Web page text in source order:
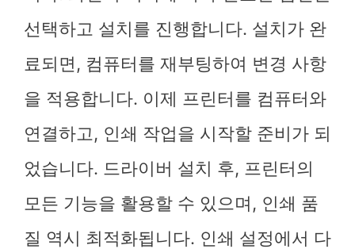
선택하고 설치를 진행합니다. 설치가 완
료되면, 컴퓨터를 재부팅하여 변경 사항
을 적용합니다. 이제 프린터를 컴퓨터와
연결하고, 인쇄 작업을 시작할 준비가 되
었습니다. 드라이버 설치 후, 프린터의
모든 기능을 활용할 수 있으며, 인쇄 품
질 역시 최적화됩니다. 인쇄 설정에서 다